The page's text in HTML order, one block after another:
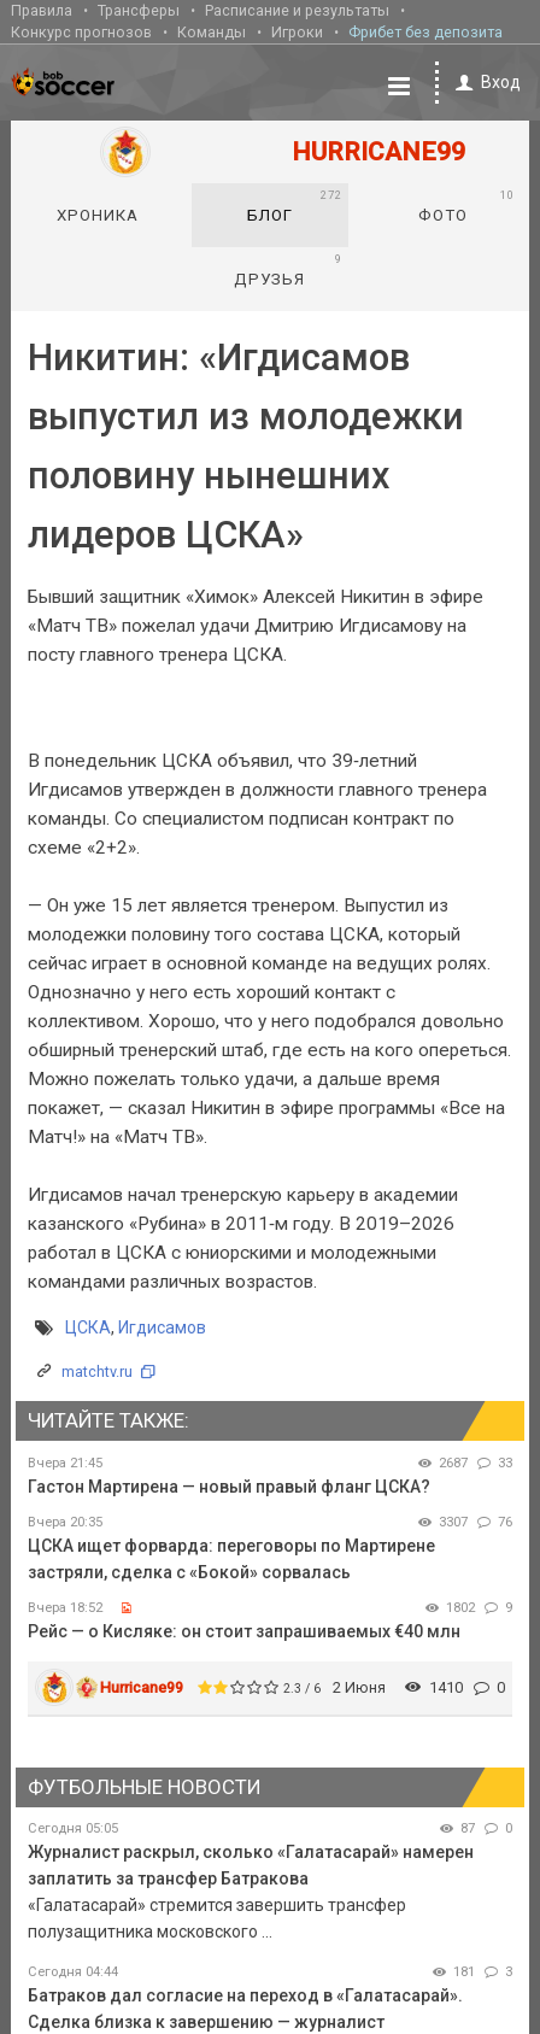
Правила Трансферы
Расписание и результаты
Конкурс прогнозов
Команды Игроки Фрибет без депозита
Вход
HURRICANE99
ХРОНИКА БЛОГ
272
ФОТО
10
ДРУЗЬЯ
9
Никитин: «Игдисамов
выпустил из молодежки
половину нынешних
лидеров ЦСКА»
Бывший защитник «Химок» Алексей Никитин в эфире
«Матч ТВ» пожелал удачи Дмитрию Игдисамову на
посту главного тренера ЦСКА.
В понедельник ЦСКА объявил, что 39‑летний
Игдисамов утвержден в должности главного тренера
команды. Со специалистом подписан контракт по
схеме «2+2».
— Он уже 15 лет является тренером. Выпустил из
молодежки половину того состава ЦСКА, который
сейчас играет в основной команде на ведущих ролях.
Однозначно у него есть хороший контакт с
коллективом. Хорошо, что у него подобрался довольно
обширный тренерский штаб, где есть на кого опереться.
Можно пожелать только удачи, а дальше время
покажет, — сказал Никитин в эфире программы «Все на
Матч!» на «Матч ТВ».
Игдисамов начал тренерскую карьеру в академии
казанского «Рубина» в 2011‑м году. В 2019–2026
работал в ЦСКА с юниорскими и молодежными
командами различных возрастов.
ЦСКА, Игдисамов
matchtv.ru
ЧИТАЙТЕ ТАКЖЕ:
Вчера 21:45 2687 33
Гастон Мартирена — новый правый фланг ЦСКА?
Вчера 20:35 3307 76
ЦСКА ищет форварда: переговоры по Мартирене
застряли, сделка с «Бокой» сорвалась
Вчера 18:52 1802 9
Рейс — о Кисляке: он стоит запрашиваемых €40 млн
Hurricane99 2.3 / 6 2 Июня 1410 0
ФУТБОЛЬНЫЕ НОВОСТИ
Сегодня 05:05 87 0
Журналист раскрыл, сколько «Галатасарай» намерен
заплатить за трансфер Батракова
«Галатасарай» стремится завершить трансфер
полузащитника московского ...
Сегодня 04:44 181 3
Батраков дал согласие на переход в «Галатасарай».
Сделка близка к завершению — журналист